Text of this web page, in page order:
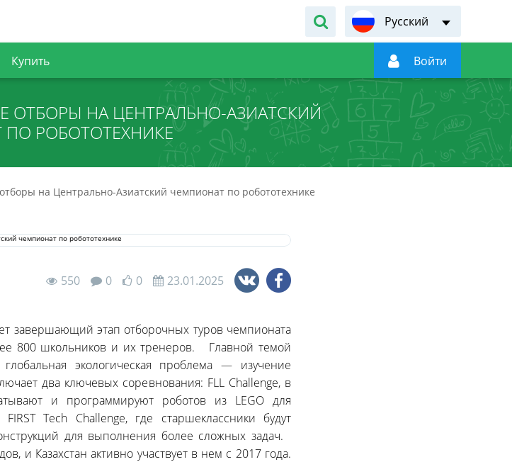
Русский
Купить  Войти
ОТБОРЫ НА ЦЕНТРАЛЬНО-АЗИАТСКИЙ
РОБОТОТЕХНИКЕ
на Центрально-Азиатский чемпионат по робототехнике
550 0 0 23.01.2025
завершающий этап отборочных туров чемпионата
800 школьников и их тренеров. Главной темой
экологическая проблема — изучение
два ключевых соревнования: FLL Challenge, в
и программируют роботов из LEGO для
Tech Challenge, где старшеклассники будут
для выполнения более сложных задач.
и Казахстан активно участвует в нем с 2017 года.